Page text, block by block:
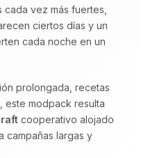
vez más fuertes,
ciertos días y un
cada noche en un
prolongada, recetas
este modpack resulta
cooperativo alojado
campañas largas y